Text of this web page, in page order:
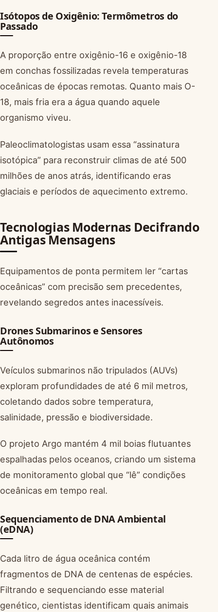
Isótopos de Oxigênio: Termômetros do
Passado
A proporção entre oxigênio-16 e oxigênio-18
em conchas fossilizadas revela temperaturas
oceânicas de épocas remotas. Quanto mais O-
18, mais fria era a água quando aquele
organismo viveu.
Paleoclimatologistas usam essa “assinatura
isotópica” para reconstruir climas de até 500
milhões de anos atrás, identificando eras
glaciais e períodos de aquecimento extremo.
Tecnologias Modernas Decifrando
Antigas Mensagens
Equipamentos de ponta permitem ler “cartas
oceânicas” com precisão sem precedentes,
revelando segredos antes inacessíveis.
Drones Submarinos e Sensores
Autônomos
Veículos submarinos não tripulados (AUVs)
exploram profundidades de até 6 mil metros,
coletando dados sobre temperatura,
salinidade, pressão e biodiversidade.
O projeto Argo mantém 4 mil boias flutuantes
espalhadas pelos oceanos, criando um sistema
de monitoramento global que “lê” condições
oceânicas em tempo real.
Sequenciamento de DNA Ambiental
(eDNA)
Cada litro de água oceânica contém
fragmentos de DNA de centenas de espécies.
Filtrando e sequenciando esse material
genético, cientistas identificam quais animais